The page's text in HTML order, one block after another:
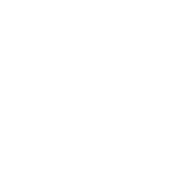
nella parte in cui
(Capo I), modifica il
77/2020, di
n. 34/2020), che
alla